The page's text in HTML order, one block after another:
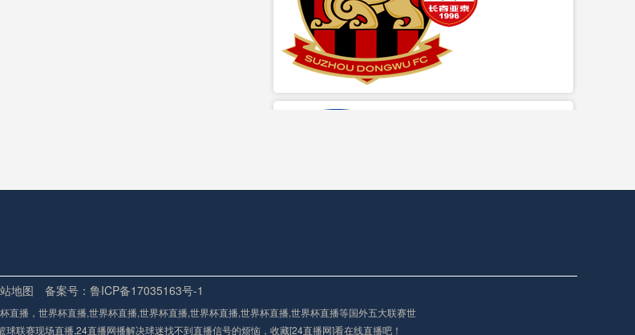
地图 备案号：鲁ICP备17035163号-1
直播，世界杯直播,世界杯直播,世界杯直播,世界杯直播,世界杯直播,世界杯直播等国外五大联赛世
联赛现场直播,24直播网播解决球迷找不到直播信号的烦恼，收藏[24直播网]看在线直播吧！